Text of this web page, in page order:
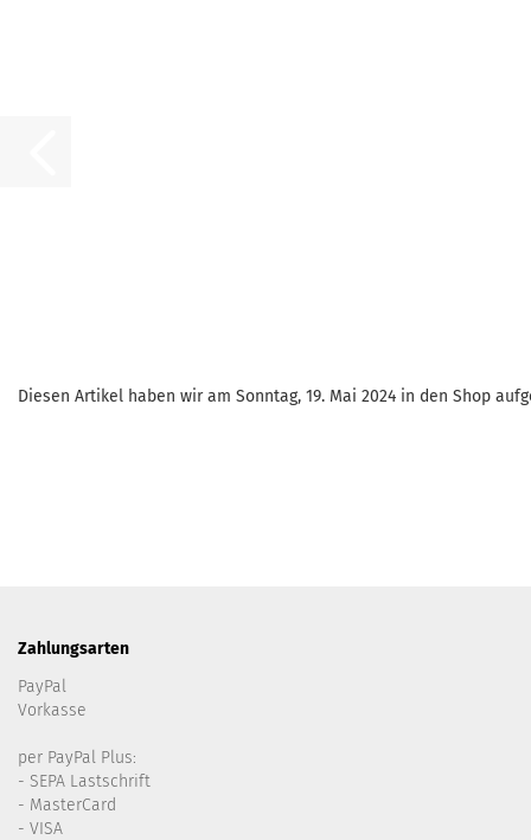
Diesen Artikel haben wir am Sonntag, 19. Mai 2024 in den Shop
Zahlungsarten
PayPal
Vorkasse
per PayPal Plus:
- SEPA Lastschrift
- MasterCard
- VISA